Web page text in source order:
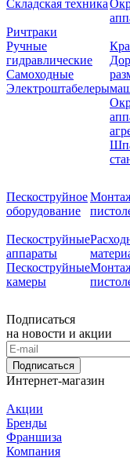
Складская техника
Ричтраки
Ручные
гидравлические
Самоходные
Электроштабелеры
Пескоструйное
оборудование
Пескоструйные
аппараты
Пескоструйные
камеры
Подписаться
на новости и акции
Подписаться
Интернет-магазин
Акции
Бренды
Франшиза
Компания